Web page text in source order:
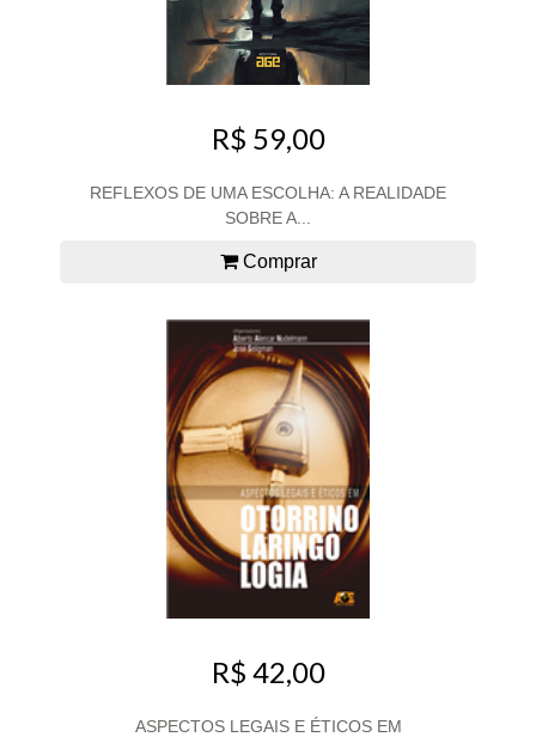
R$ 59,00
REFLEXOS DE UMA ESCOLHA: A REALIDADE
SOBRE A...
Comprar
R$ 42,00
ASPECTOS LEGAIS E ÉTICOS EM